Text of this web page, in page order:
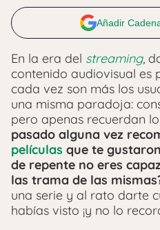
Añadir
En la era del streaming,
contenido audiovisual es
cada vez son más los
una misma paradoja:
pero apenas recuerdan
pasado alguna vez
películas que te
de repente no eres
las trama de las
una serie y al rato darte
habías visto ¡y no lo